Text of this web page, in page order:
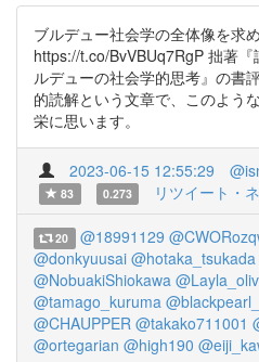
ブルデュー社会学の全体像を求
https://t.co/BvVBUq7RgP 拙著
ルデューの社会学的思考』の書
的読解という文章で、このよう
栄に思います。
2023-06-15 12:55:29
83
0.273 リツイート・
20 @18991129
@donkyuusai @hotaka_tsukada
@NobuakiShiokawa
@tamago_kuruma
@CHAUPPER @takako711001
@ortegarian @high190